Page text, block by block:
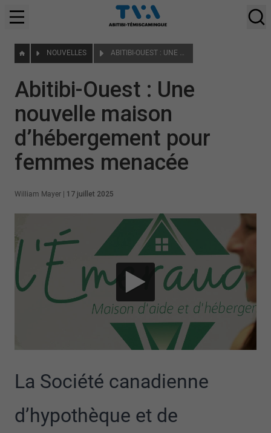
NOUVELLES ABITIBI-OUEST : UNE NOUVELLE MAISON D’HÉBERGEMENT POUR FEMMES MENACÉE
Abitibi-Ouest : Une
nouvelle maison
d’hébergement pour
femmes menacée
William Mayer 17 juillet 2025
La Société canadienne
d’hypothèque et de